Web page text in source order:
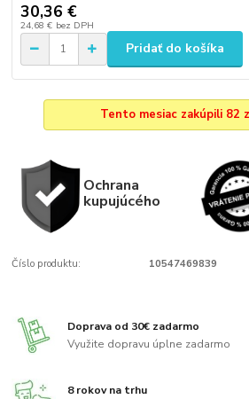
30,36 €
24,68 € bez DPH
Pridať do košíka
Tento mesiac zakúpili 82
Ochrana
kupujúcého
Číslo produktu: 10547469839
Doprava od 30€ zadarmo
Využite dopravu úplne zadarmo
8 rokov na trhu